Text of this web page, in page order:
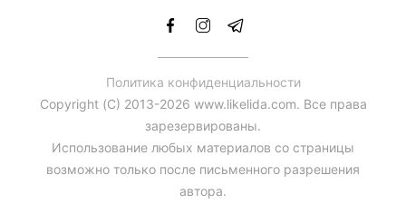
Политика конфиденциальности
Copyright (С) 2013-2026 www.likelida.com. Все права
зарезервированы.
Использование любых материалов со страницы
возможно только после письменного разрешения
автора.